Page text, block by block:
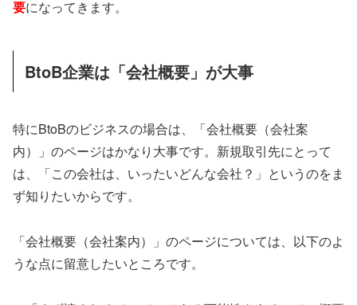
要になってきます。
BtoB企業は「会社概要」が大事
特にBtoBのビジネスの場合は、「会社概要（会社案
内）」のページはかなり大事です。新規取引先にとって
は、「この会社は、いったいどんな会社？」というのをま
ず知りたいからです。
「会社概要（会社案内）」のページについては、以下のよ
うな点に留意したいところです。